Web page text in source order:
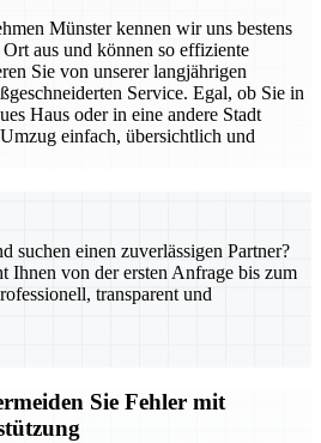
Münster kennen wir uns bestens
aus und können so effiziente
Sie von unserer langjährigen
Service. Egal, ob Sie in
Haus oder in eine andere Stadt
einfach, übersichtlich und
suchen einen zuverlässigen Partner?
Ihnen von der ersten Anfrage bis zum
transparent und
Sie Fehler mit